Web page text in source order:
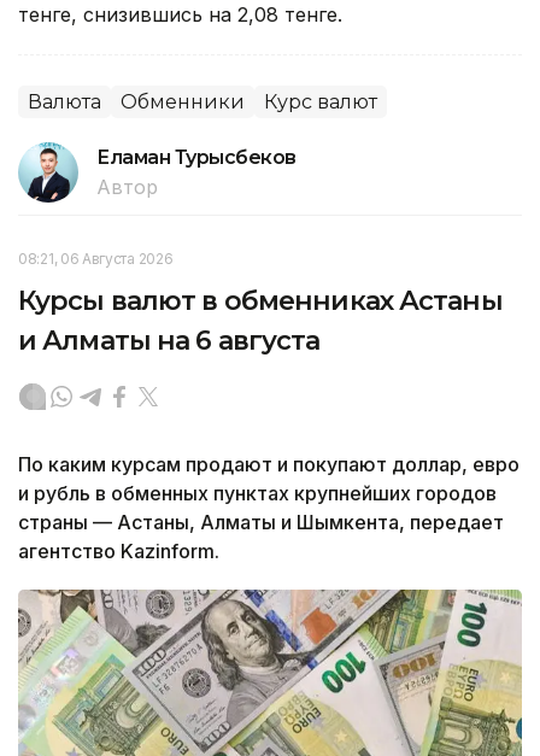
тенге, снизившись на 2,08 тенге.
Валюта Обменники Курс валют
Еламан Турысбеков
Автор
08:21, 06 Августа 2026
Курсы валют в обменниках Астаны
и Алматы на 6 августа
По каким курсам продают и покупают доллар, евро
и рубль в обменных пунктах крупнейших городов
страны — Астаны, Алматы и Шымкента, передает
агентство Kazinform.